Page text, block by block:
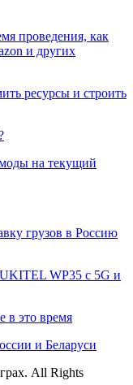
проведения, как
и других
ресурсы и строить
на текущий
грузов в Россию
WP35 с 5G и
в это время
и Беларуси
All Rights